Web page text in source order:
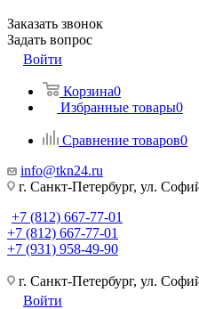
Заказать звонок
Задать вопрос
Войти
Корзина0
Избранные товары0
Сравнение товаров0
info@tkn24.ru
г. Санкт-Петербург, ул.
+7 (812) 667-77-01
+7 (812) 667-77-01
+7 (931) 958-49-90
г. Санкт-Петербург, ул.
Войти